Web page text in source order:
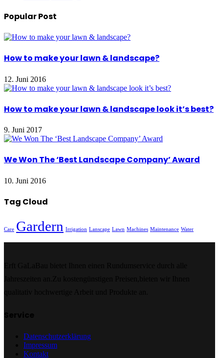
Popular Post
How to make your lawn & landscape?
12. Juni 2016
How to make your lawn & landscape look it’s best?
9. Juni 2017
We Won The ‘Best Landscape Company’ Award
10. Juni 2016
Tag Cloud
Care Gardern Irrigation Lanscape Lawn Machines Maintenance Water
Datenschutzerklärung
Impressum
Kontakt